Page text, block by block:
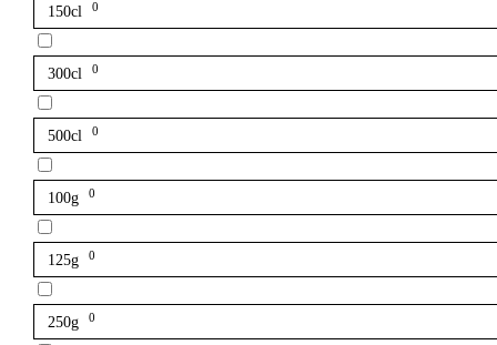
150cl 0
300cl 0
500cl 0
100g 0
125g 0
250g 0